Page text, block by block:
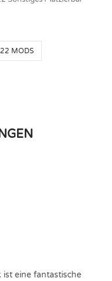
MODS
ist eine fantastische